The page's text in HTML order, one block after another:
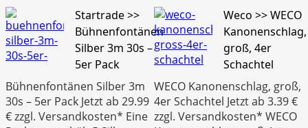
Startrade >>
Bühnenfontänen
Silber 3m 30s –
5er Pack
Bühnenfontänen Silber 3m
30s – 5er Pack Jetzt ab 29.99
€ zzgl. Versandkosten* Eine
Weco >> WECO
Kanonenschlag,
groß, 4er
Schachtel
WECO Kanonenschlag, groß,
4er Schachtel Jetzt ab 3.39 €
zzgl. Versandkosten* WECO